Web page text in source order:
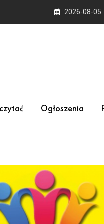
2026-08-05
Ogłoszenia